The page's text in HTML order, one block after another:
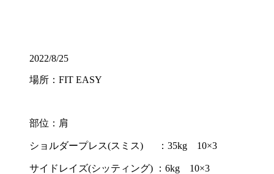
2022/8/25
場所：FIT EASY
部位：肩
ショルダープレス(スミス) ：35kg 10×3
サイドレイズ(シッティング) ：6kg 10×3